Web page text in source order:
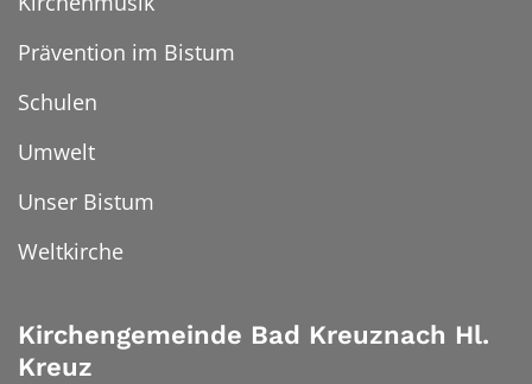
Prävention im Bistum
Schulen
Umwelt
Unser Bistum
Weltkirche
Kirchengemeinde Bad Kreuznach Hl.
Kreuz